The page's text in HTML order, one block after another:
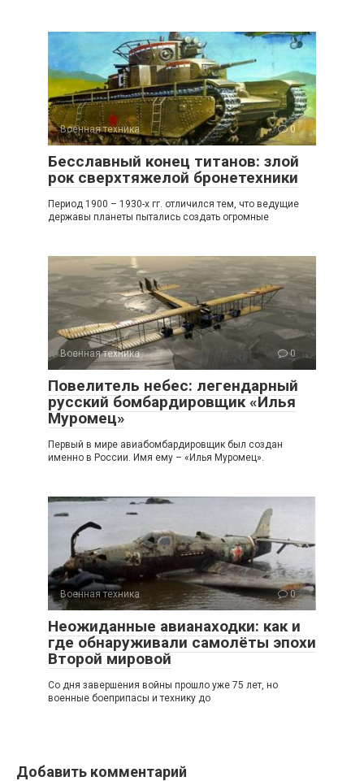
Военная техника 0
Бесславный конец титанов: злой
рок сверхтяжелой бронетехники
Период 1900 – 1930-х гг. отличился тем, что ведущие
державы планеты пытались создать огромные
Военная техника 0
Повелитель небес: легендарный
русский бомбардировщик «Илья
Муромец»
Первый в мире авиабомбардировщик был создан
именно в России. Имя ему – «Илья Муромец».
Военная техника 0
Неожиданные авианаходки: как и
где обнаруживали самолёты эпохи
Второй мировой
Со дня завершения войны прошло уже 75 лет, но
военные боеприпасы и технику до
Добавить комментарий